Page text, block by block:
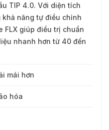
TIP 4.0. Với diện tích
năng tự điều chỉnh
FLX giúp điều trị chuẩn
nhanh hơn từ 40 đến
mái hơn
hóa